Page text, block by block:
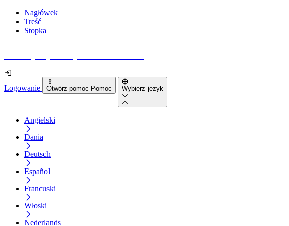
Nagłówek
Treść
Stopka
Logowanie Otwórz pomoc Pomoc Wybierz język
Angielski
Dania
Deutsch
Español
Francuski
Włoski
Nederlands